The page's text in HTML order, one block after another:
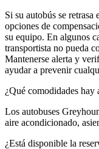
Si su autobús se
opciones de
su equipo. En algunos
transportista no pueda
Mantenerse alerta y
ayudar a prevenir
¿Qué comodidades hay
Los autobuses
aire acondicionado,
¿Está disponible la